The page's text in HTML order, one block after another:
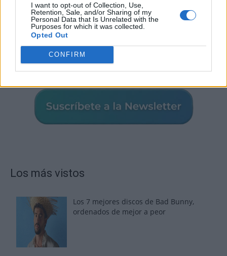
I want to opt-out of Collection, Use,
Retention, Sale, and/or Sharing of my
Personal Data that Is Unrelated with the
Purposes for which it was collected.
Opted Out
CONFIRM
Los más vistos
Los 7 mejores discos de Bad Bunny,
ordenados de mejor a peor